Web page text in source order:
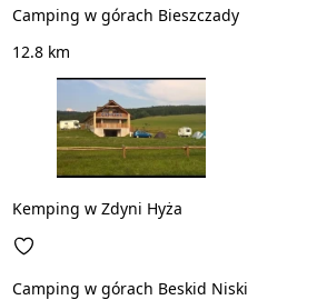
Camping w górach Bieszczady
12.8 km
Kemping w Zdyni Hyża
Camping w górach Beskid Niski